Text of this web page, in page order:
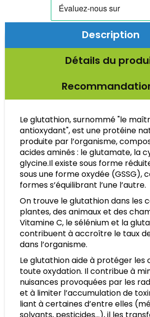
Description
Détails du
Le glutathion, surnommé "le
antioxydant", est une protéine
produite par l’organisme,
acides aminés : le glutamate, la
glycine.Il existe sous forme
sous une forme oxydée (GSSG),
formes s’équilibrant l’une l’autre.
On trouve le glutathion dans les
plantes, des animaux et des
Vitamine C, le sélénium et la
contribuent à accroître le taux
dans l’organisme.
Le glutathion aide à protéger les
toute oxydation. Il contribue à
nuisances provoquées par les
et à limiter l’accumulation de
liant à certaines d’entre elles